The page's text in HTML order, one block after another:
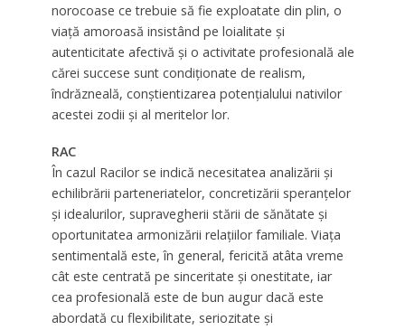
norocoase ce trebuie să fie exploatate din plin, o
viaţă amoroasă insistând pe loialitate şi
autenticitate afectivă şi o activitate profesională ale
cărei succese sunt condiţionate de realism,
îndrăzneală, conştientizarea potenţialului nativilor
acestei zodii şi al meritelor lor.
RAC
În cazul Racilor se indică necesitatea analizării şi
echilibrării parteneriatelor, concretizării speranţelor
şi idealurilor, supravegherii stării de sănătate şi
oportunitatea armonizării relaţiilor familiale. Viaţa
sentimentală este, în general, fericită atâta vreme
cât este centrată pe sinceritate şi onestitate, iar
cea profesională este de bun augur dacă este
abordată cu flexibilitate, seriozitate şi